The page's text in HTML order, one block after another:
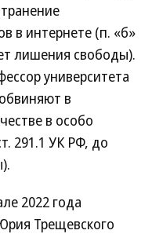
в интернете (п. «б»
лишения свободы).
университета
в
в особо
291.1 УК РФ, до
2022 года
Трещевского